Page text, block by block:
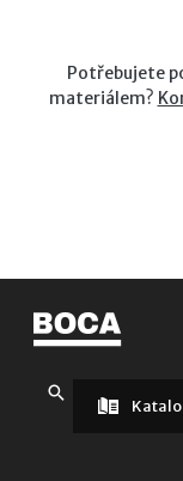
Potřebujete
materiálem?